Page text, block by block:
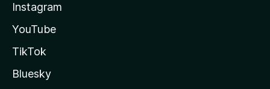
Instagram
YouTube
TikTok
Bluesky